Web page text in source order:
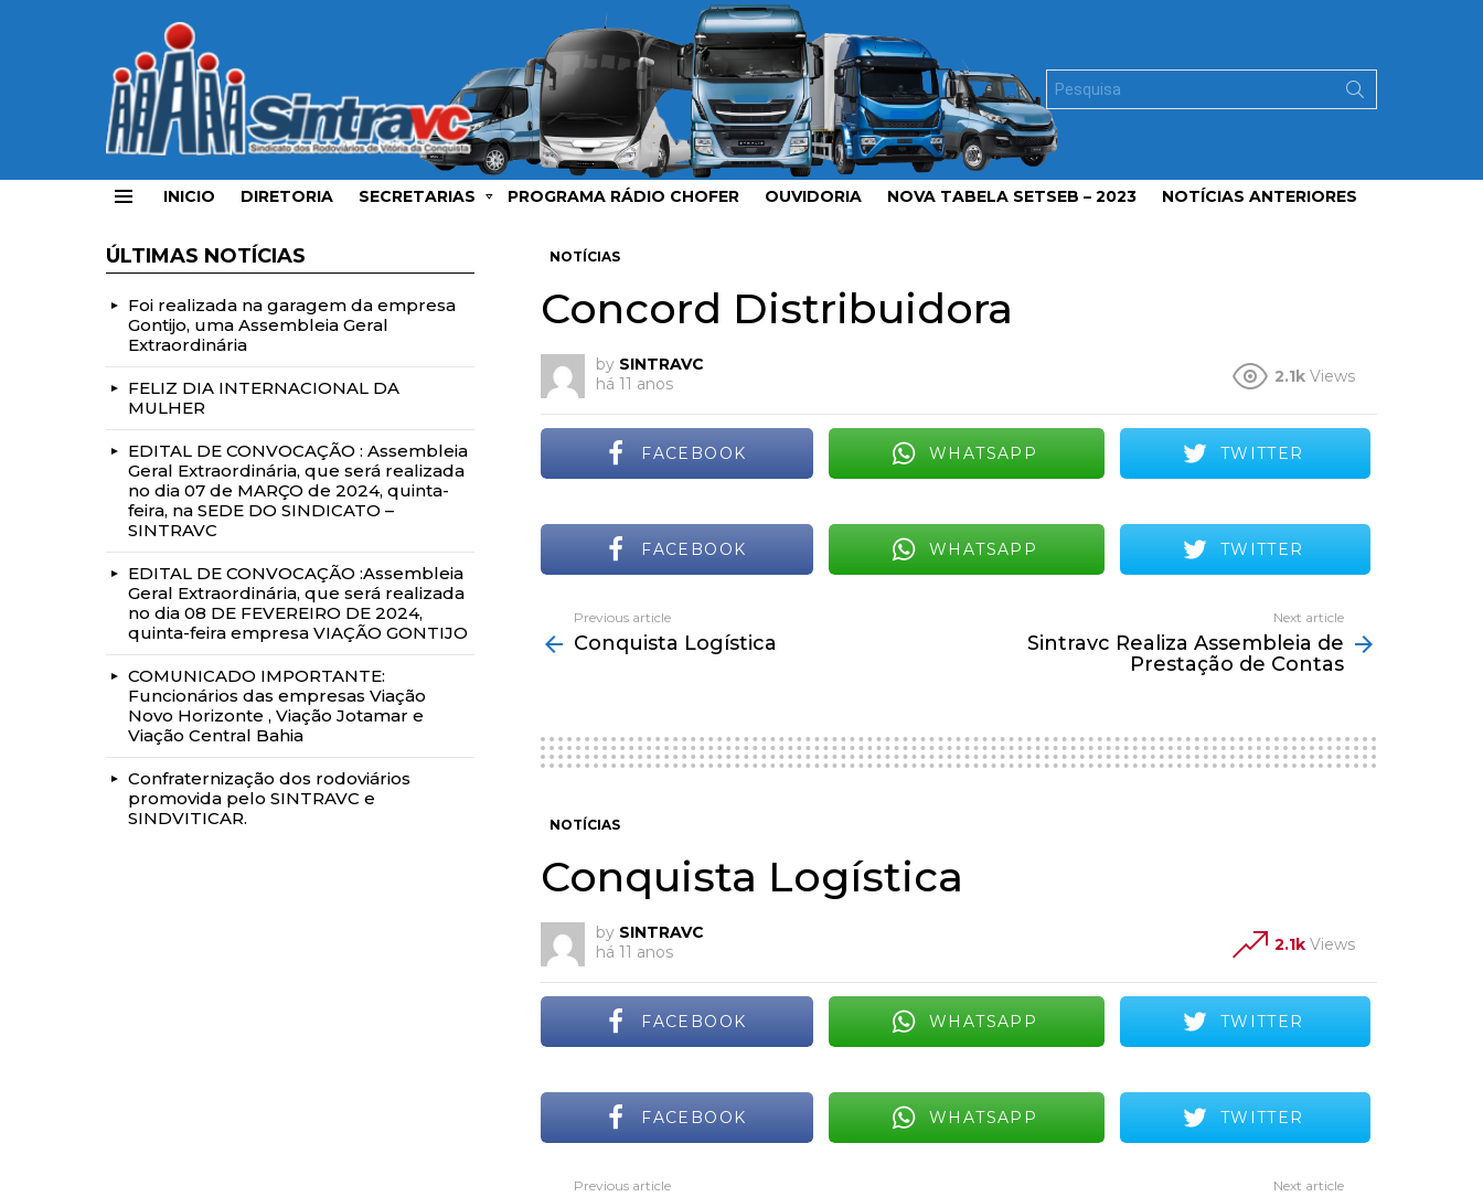
for:
INICIO DIRETORIA SECRETARIAS PROGRAMA RÁDIO CHOFER OUVIDORIA NOVA TABELA SETSEB – 2023 NOTÍCIAS ANTERIORES
NOTÍCIAS
Concord Distribuidora
by SINTRAVC
há 11 anos
2.1k Views
FACEBOOK WHATSAPP TWITTER
FACEBOOK WHATSAPP TWITTER
more
Previous article
Conquista Logística
Next article
Sintravc Realiza Assembleia de
Prestação de Contas
NOTÍCIAS
Conquista Logística
by SINTRAVC
há 11 anos
2.1k Views
FACEBOOK WHATSAPP TWITTER
FACEBOOK WHATSAPP TWITTER
Previous article Next article
ÚLTIMAS NOTÍCIAS
Foi realizada na garagem da empresa
Gontijo, uma Assembleia Geral
Extraordinária
FELIZ DIA INTERNACIONAL DA
MULHER
EDITAL DE CONVOCAÇÃO : Assembleia
Geral Extraordinária, que será realizada
no dia 07 de MARÇO de 2024, quinta-
feira, na SEDE DO SINDICATO –
SINTRAVC
EDITAL DE CONVOCAÇÃO :Assembleia
Geral Extraordinária, que será realizada
no dia 08 DE FEVEREIRO DE 2024,
quinta-feira empresa VIAÇÃO GONTIJO
COMUNICADO IMPORTANTE:
Funcionários das empresas Viação
Novo Horizonte , Viação Jotamar e
Viação Central Bahia
Confraternização dos rodoviários
promovida pelo SINTRAVC e
SINDVITICAR.